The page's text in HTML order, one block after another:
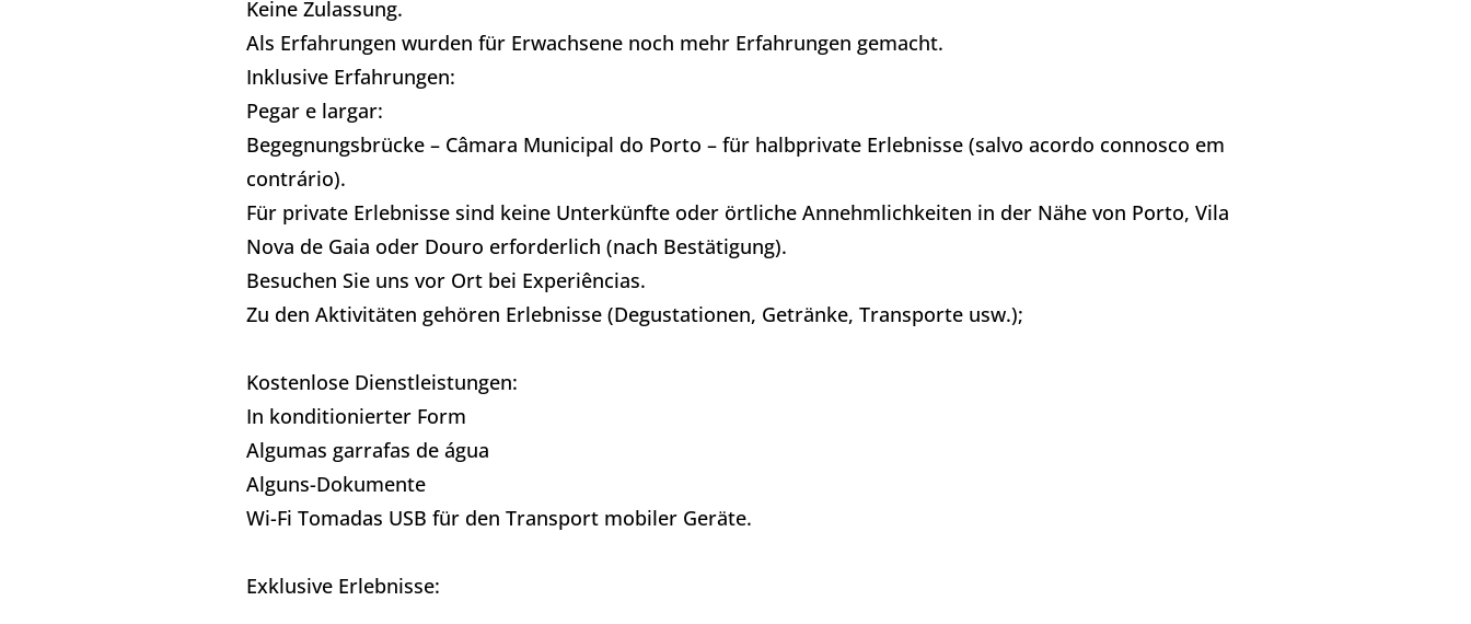
Keine Zulassung.
Als Erfahrungen wurden für Erwachsene noch mehr Erfahrungen gemacht.​
Inklusive Erfahrungen:​
Pegar e largar:
Begegnungsbrücke – Câmara Municipal do Porto – für halbprivate Erlebnisse (salvo acordo connosco em
contrário).
Für private Erlebnisse sind keine Unterkünfte oder örtliche Annehmlichkeiten in der Nähe von Porto, Vila
Nova de Gaia oder Douro erforderlich (nach Bestätigung).
Besuchen Sie uns vor Ort bei Experiências.
Zu den Aktivitäten gehören Erlebnisse (Degustationen, Getränke, Transporte usw.);
Kostenlose Dienstleistungen:
In konditionierter Form
Algumas garrafas de água
Alguns-Dokumente
Wi-Fi Tomadas USB für den Transport mobiler Geräte. ​
Exklusive Erlebnisse: